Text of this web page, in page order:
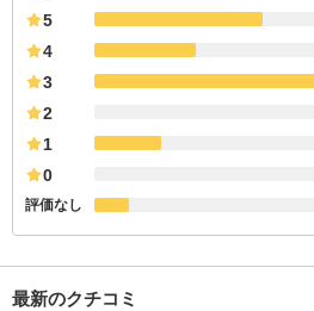
5
4
3
2
1
0
評価なし
最新のクチコミ